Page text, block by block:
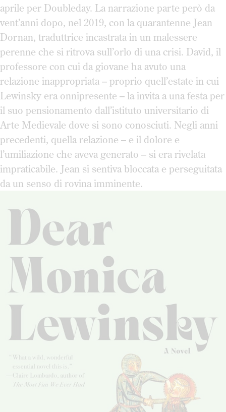
aprile per Doubleday. La narrazione parte però da
vent’anni dopo, nel 2019, con la quarantenne Jean
Dornan, traduttrice incastrata in un malessere
perenne che si ritrova sull’orlo di una crisi. David, il
professore con cui da giovane ha avuto una
relazione inappropriata – proprio quell’estate in cui
Lewinsky era onnipresente – la invita a una festa per
il suo pensionamento dall’istituto universitario di
Arte Medievale dove si sono conosciuti. Negli anni
precedenti, quella relazione – e il dolore e
l’umiliazione che aveva generato – si era rivelata
impraticabile. Jean si sentiva bloccata e perseguitata
da un senso di rovina imminente.